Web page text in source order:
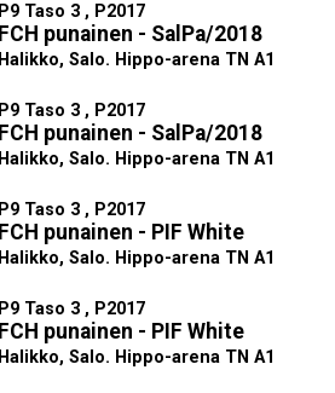
P9 Taso 3 , P2017
FCH punainen - SalPa/2018
Halikko, Salo. Hippo-arena TN A1
P9 Taso 3 , P2017
FCH punainen - SalPa/2018
Halikko, Salo. Hippo-arena TN A1
P9 Taso 3 , P2017
FCH punainen - PIF White
Halikko, Salo. Hippo-arena TN A1
P9 Taso 3 , P2017
FCH punainen - PIF White
Halikko, Salo. Hippo-arena TN A1